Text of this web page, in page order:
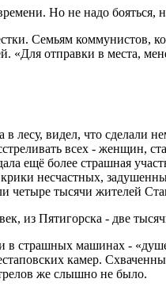
Но не надо бояться,
Семьям коммунистов,
«Для отправки в места,
лесу, видел, что сделали
всех - женщин,
ещё более страшная
несчастных,
четыре тысячи жителей
из Пятигорска - две
страшных машинах -
камер.
же слышно не было.